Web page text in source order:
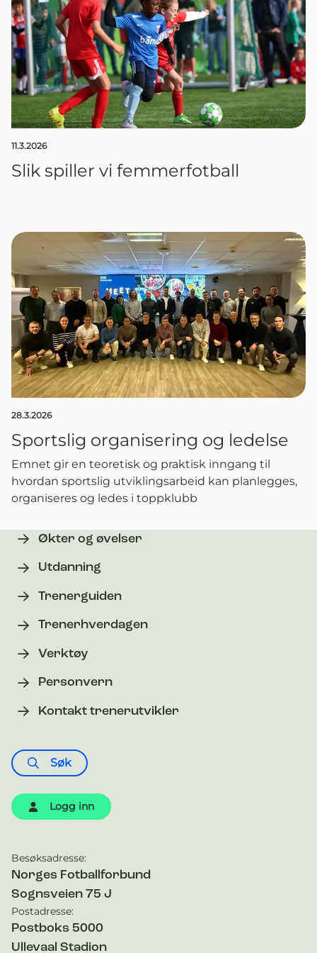
11.3.2026
Slik spiller vi femmerfotball
28.3.2026
Sportslig organisering og ledelse
Emnet gir en teoretisk og praktisk inngang til
hvordan sportslig utviklingsarbeid kan planlegges,
organiseres og ledes i toppklubb
Økter og øvelser
Utdanning
Trenerguiden
Trenerhverdagen
Verktøy
Personvern
Kontakt trenerutvikler
Søk
Logg inn
Kontaktinformasjon
Besøksadresse:
Norges Fotballforbund
Sognsveien 75 J
Postadresse:
Postboks 5000
Ullevaal Stadion